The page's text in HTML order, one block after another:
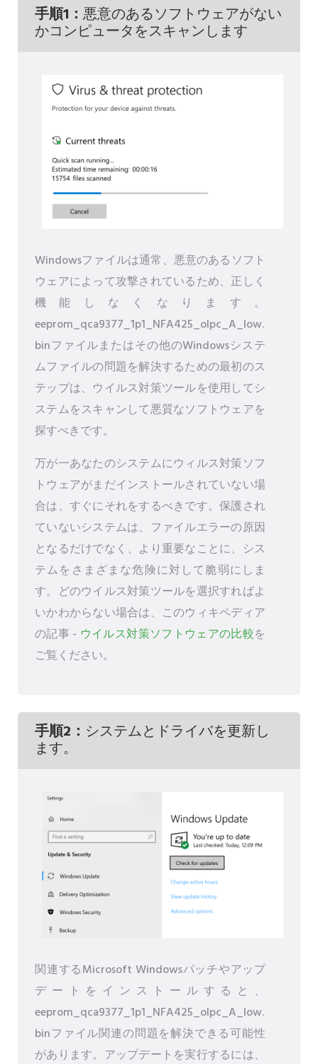
手順1： 悪意のあるソフトウェアがない
かコンピュータをスキャンします
Windowsファイルは通常、悪意のあるソフト
ウェアによって攻撃されているため、正しく
機能しなくなります。
eeprom_qca9377_1p1_NFA425_olpc_A_low.
binファイルまたはその他のWindowsシステ
ムファイルの問題を解決するための最初のス
テップは、ウイルス対策ツールを使用してシ
ステムをスキャンして悪質なソフトウェアを
探すべきです。
万が一あなたのシステムにウィルス対策ソフ
トウェアがまだインストールされていない場
合は、すぐにそれをするべきです。保護され
ていないシステムは、ファイルエラーの原因
となるだけでなく、より重要なことに、シス
テムをさまざまな危険に対して脆弱にしま
す。どのウイルス対策ツールを選択すればよ
いかわからない場合は、このウィキペディア
の記事 - ウイルス対策ソフトウェアの比較を
ご覧ください。
手順2： システムとドライバを更新し
ます。
関連するMicrosoft Windowsパッチやアップ
デートをインストールすると、
eeprom_qca9377_1p1_NFA425_olpc_A_low.
binファイル関連の問題を解決できる可能性
があります。アップデートを実行するには、